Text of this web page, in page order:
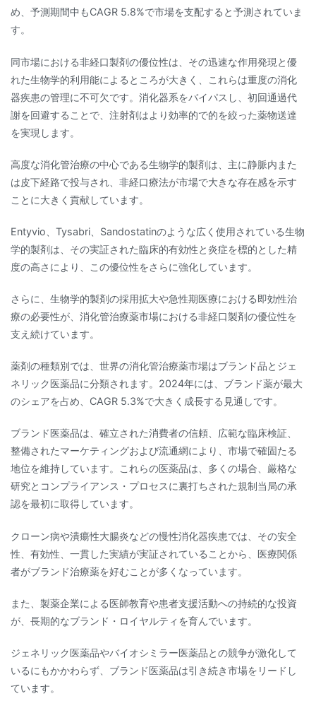
め、予測期間中もCAGR 5.8%で市場を支配すると予測されていま
す。
同市場における非経口製剤の優位性は、その迅速な作用発現と優
れた生物学的利用能によるところが大きく、これらは重度の消化
器疾患の管理に不可欠です。消化器系をバイパスし、初回通過代
謝を回避することで、注射剤はより効率的で的を絞った薬物送達
を実現します。
高度な消化管治療の中心である生物学的製剤は、主に静脈内また
は皮下経路で投与され、非経口療法が市場で大きな存在感を示す
ことに大きく貢献しています。
Entyvio、Tysabri、Sandostatinのような広く使用されている生物
学的製剤は、その実証された臨床的有効性と炎症を標的とした精
度の高さにより、この優位性をさらに強化しています。
さらに、生物学的製剤の採用拡大や急性期医療における即効性治
療の必要性が、消化管治療薬市場における非経口製剤の優位性を
支え続けています。
薬剤の種類別では、世界の消化管治療薬市場はブランド品とジェ
ネリック医薬品に分類されます。2024年には、ブランド薬が最大
のシェアを占め、CAGR 5.3%で大きく成長する見通しです。
ブランド医薬品は、確立された消費者の信頼、広範な臨床検証、
整備されたマーケティングおよび流通網により、市場で確固たる
地位を維持しています。これらの医薬品は、多くの場合、厳格な
研究とコンプライアンス・プロセスに裏打ちされた規制当局の承
認を最初に取得しています。
クローン病や潰瘍性大腸炎などの慢性消化器疾患では、その安全
性、有効性、一貫した実績が実証されていることから、医療関係
者がブランド治療薬を好むことが多くなっています。
また、製薬企業による医師教育や患者支援活動への持続的な投資
が、長期的なブランド・ロイヤルティを育んでいます。
ジェネリック医薬品やバイオシミラー医薬品との競争が激化して
いるにもかかわらず、ブランド医薬品は引き続き市場をリードし
ています。